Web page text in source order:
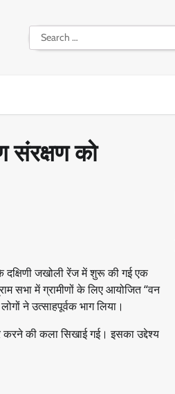
Search
for:
संरक्षण को
दक्षिणी जखोली रेंज में शुरू की गई एक
में ग्रामीणों के लिए आयोजित “वन
ने उत्साहपूर्वक भाग लिया।
की कला सिखाई गई। इसका उद्देश्य